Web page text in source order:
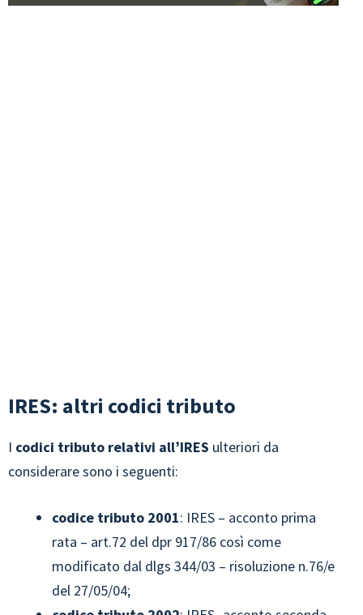
IRES: altri codici tributo
I codici tributo relativi all’IRES ulteriori da
considerare sono i seguenti:
codice tributo 2001: IRES – acconto prima
rata – art.72 del dpr 917/86 così come
modificato dal dlgs 344/03 – risoluzione n.76/e
del 27/05/04;